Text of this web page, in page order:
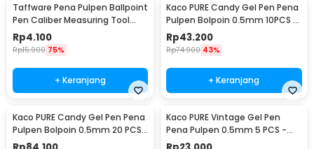
Taffware Pena Pulpen Ballpoint
Pen Caliber Measuring Tool
Scale Ruler - B100
Rp4.100
Rp15.900 75%
+ Keranjang
Kaco PURE Candy Gel Pen Pena
Pulpen Bolpoin 0.5mm 10PCS -
K1015 (Colorful Ink)
Rp43.200
Rp74.900 43%
+ Keranjang
Kaco PURE Candy Gel Pen Pena
Pulpen Bolpoin 0.5mm 20 PCS
- K1015 (Colorful Ink)
Kaco PURE Vintage Gel Pen
Pena Pulpen 0.5mm 5 PCS -
K1015 (Colorful Ink)